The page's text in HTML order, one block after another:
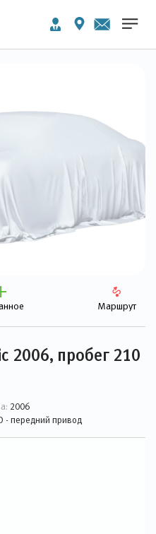
Маршрут
2006, пробег 210
2006
- передний привод